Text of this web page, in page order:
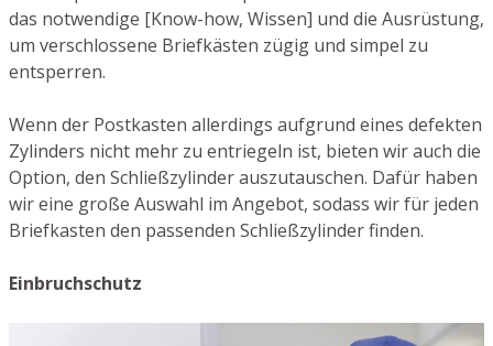
das notwendige [Know-how, Wissen] und die Ausrüstung,
um verschlossene Briefkästen zügig und simpel zu
entsperren.
Wenn der Postkasten allerdings aufgrund eines defekten
Zylinders nicht mehr zu entriegeln ist, bieten wir auch die
Option, den Schließzylinder auszutauschen. Dafür haben
wir eine große Auswahl im Angebot, sodass wir für jeden
Briefkasten den passenden Schließzylinder finden.
Einbruchschutz